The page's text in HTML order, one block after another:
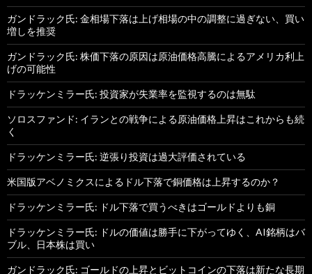
ガンドラック氏: 金相場下落は上げ相場の中の調整に過ぎない、買い
増しを推奨
ガンドラック氏: 株価下落の原因は原油価格高騰によるアメリカ利上
げの可能性
ドラッケンミラー氏: 投資家が失業率を監視するのは無駄
ソロスファンド: イランとの戦争による原油価格上昇はこれからも続
く
ドラッケンミラー氏: 逆張り投資は過大評価されている
米国版アベノミクスによるドル下落で銅価格は上昇するのか？
ドラッケンミラー氏: ドル下落で買うべきはゴールドよりも銅
ドラッケンミラー氏: ドルの価値は勝手に下がってゆく、AI銘柄はバ
ブル、日本株は買い
ガンドラック氏: ゴールドの上昇とビットコインの下落は新たな長期